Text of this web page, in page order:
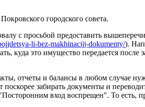
городского совета.
с просьбой предоставить
li-bez-makhinacijj-dokumenty/).
куда это имущество передается
отчеты и балансы в любом случае
забирать документы и
вход воспрещен". То есть,